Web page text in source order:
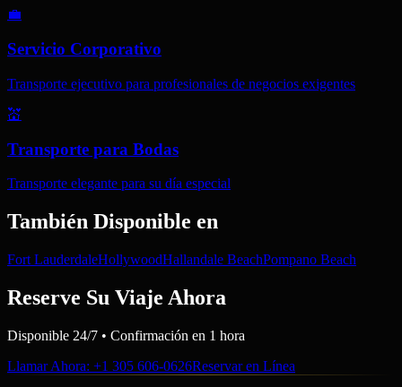
💼
Servicio Corporativo
Transporte ejecutivo para profesionales de negocios exigentes
💒
Transporte para Bodas
Transporte elegante para su día especial
También Disponible en
Fort LauderdaleHollywoodHallandale BeachPompano Beach
Reserve Su Viaje Ahora
Disponible 24/7 • Confirmación en 1 hora
Llamar Ahora: +1 305 606-0626Reservar en Línea